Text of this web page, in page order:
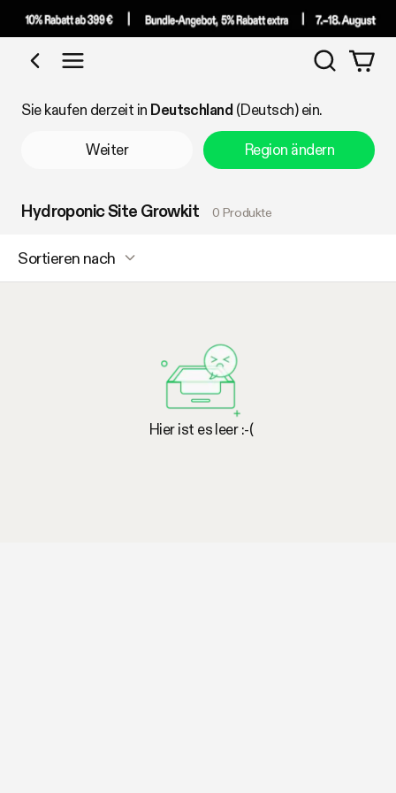
Nach Kategorie einkaufen
Suchen
Sie kaufen derzeit in Deutschland (Deutsch) ein.
Weiter Region ändern
Hydroponic Site Growkit 0 Produkte
Sortieren nach
Hier ist es leer :-(